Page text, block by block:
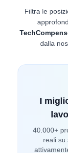
Filtra le
dalla
I
40.000+
reali su